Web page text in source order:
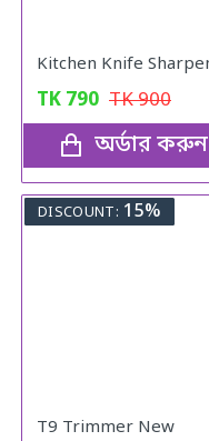
TK 790 TK900
অর্ডার করুন
DISCOUNT: 15%
T9 Trimmer New